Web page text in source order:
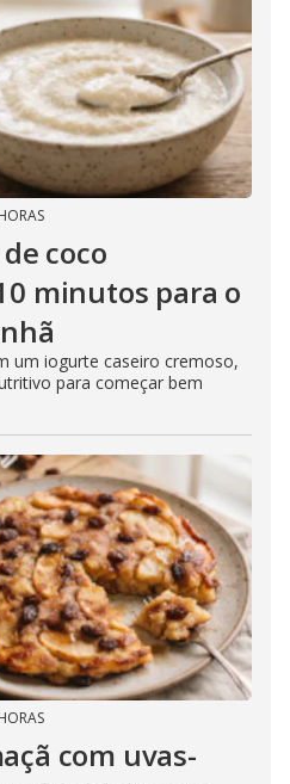
coco
minutos para o
um iogurte caseiro cremoso,
para começar bem
com uvas-